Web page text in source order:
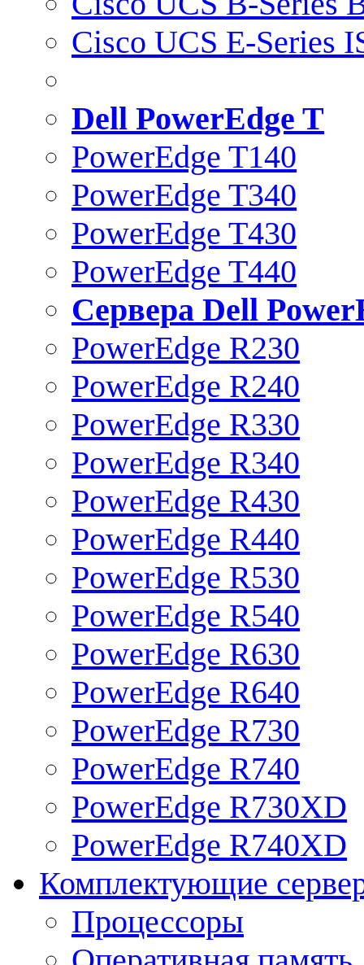
Cisco UCS E-Series
Dell PowerEdge T
PowerEdge T140
PowerEdge T340
PowerEdge T430
PowerEdge T440
Сервера Dell
PowerEdge R230
PowerEdge R240
PowerEdge R330
PowerEdge R340
PowerEdge R430
PowerEdge R440
PowerEdge R530
PowerEdge R540
PowerEdge R630
PowerEdge R640
PowerEdge R730
PowerEdge R740
PowerEdge R730XD
PowerEdge R740XD
Комплектующие
Процессоры